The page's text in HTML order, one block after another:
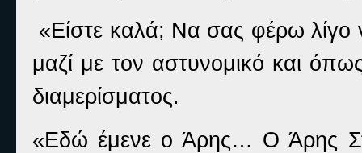
«Είστε καλά; Να σας φέρω
μαζί με τον αστυνομικό και
διαμερίσματος.
«Εδώ έμενε ο Άρης… Ο Άρης